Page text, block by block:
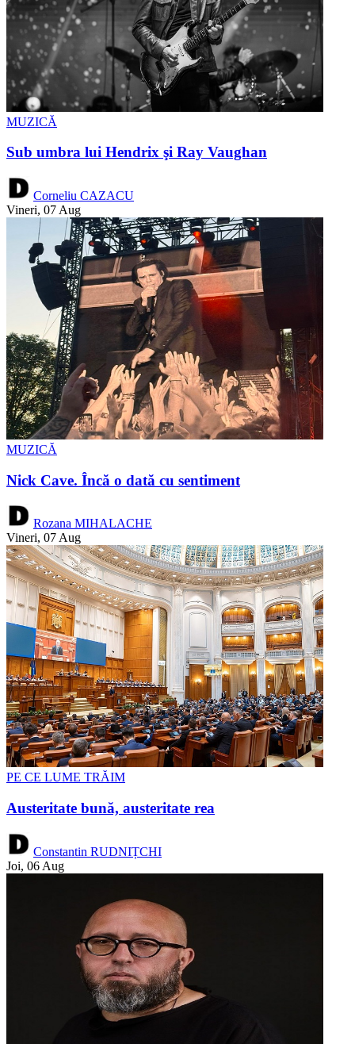
MUZICĂ
Sub umbra lui Hendrix şi Ray Vaughan
Corneliu CAZACU
Vineri, 07 Aug
MUZICĂ
Nick Cave. Încă o dată cu sentiment
Rozana MIHALACHE
Vineri, 07 Aug
PE CE LUME TRĂIM
Austeritate bună, austeritate rea
Constantin RUDNIȚCHI
Joi, 06 Aug